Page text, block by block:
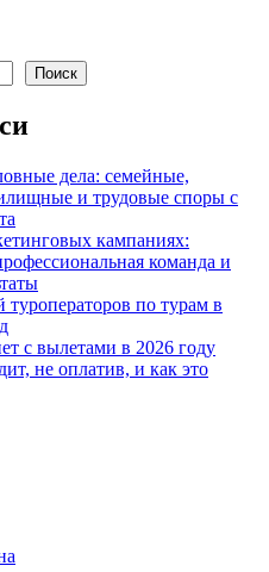
Поиск
дела: семейные,
и трудовые споры с
кампаниях:
команда и
по турам в
с вылетами в 2026 году
не оплатив, и как это